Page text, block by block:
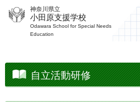
神奈川県立
小田原支援学校
Odawara School for Special Needs
Education
自立活動研修